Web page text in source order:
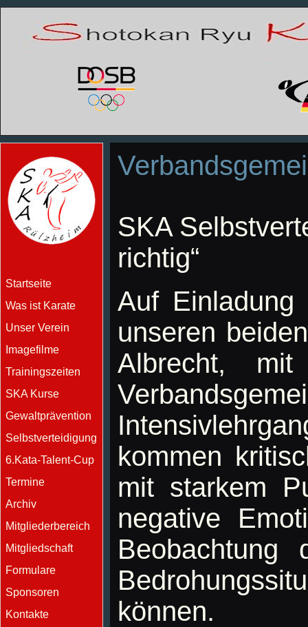
Startseite
Was ist Karate
Unser Verein
Imagefilme
Trainingszeiten
SKA Kurse
Gewaltprävention
Selbstverteidigung
6.Kata-Talent-Cup
Termine
Archiv
Mitgliederbereich
Mitgliedschaft
Formulare
Sponsoren
Kontakte
SKA
richtig“
Auf Einladung
unseren
Albrecht,
kommen
mit starkem
negative
können.